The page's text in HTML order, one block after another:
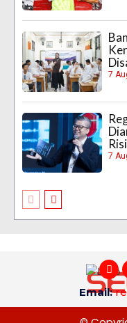
7
7
Email: